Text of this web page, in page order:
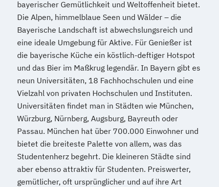
bayerischer Gemütlichkeit und Weltoffenheit bietet.
Die Alpen, himmelblaue Seen und Wälder – die
Bayerische Landschaft ist abwechslungsreich und
eine ideale Umgebung für Aktive. Für Genießer ist
die bayerische Küche ein köstlich-deftiger Hotspot
und das Bier im Maßkrug legendär. In Bayern gibt es
neun Universitäten, 18 Fachhochschulen und eine
Vielzahl von privaten Hochschulen und Instituten.
Universitäten findet man in Städten wie München,
Würzburg, Nürnberg, Augsburg, Bayreuth oder
Passau. München hat über 700.000 Einwohner und
bietet die breiteste Palette von allem, was das
Studentenherz begehrt. Die kleineren Städte sind
aber ebenso attraktiv für Studenten. Preiswerter,
gemütlicher, oft ursprünglicher und auf ihre Art